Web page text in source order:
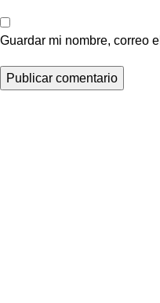
Guardar mi nombre, correo